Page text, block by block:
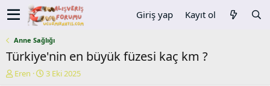
Giriş yap Kayıt ol
Anne Sağlığı
Türkiye'nin en büyük füzesi kaç km ?
K
Eren
B
3 Eki 2025